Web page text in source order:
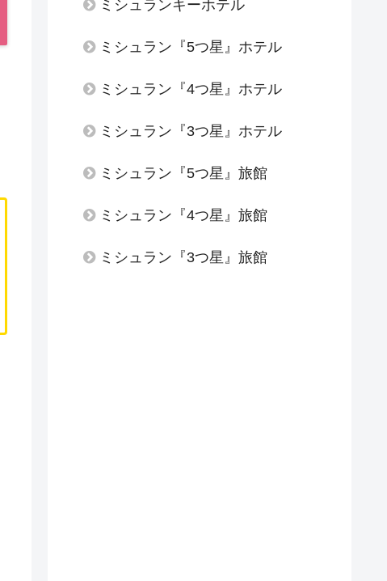
ミシュランキーホテル
ミシュラン『5つ星』ホテル
ミシュラン『4つ星』ホテル
ミシュラン『3つ星』ホテル
ミシュラン『5つ星』旅館
ミシュラン『4つ星』旅館
ミシュラン『3つ星』旅館